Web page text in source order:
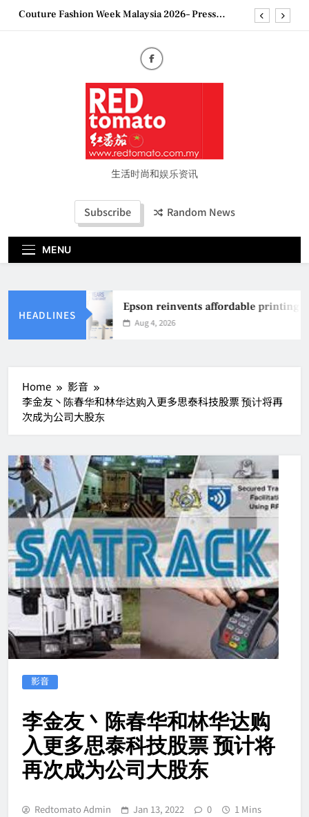
SkipCouture Fashion Week Malaysia 2026– Press
妈妈提供分享剖腹产复原历程的空间
2026 全国房地产大奖创历史纪录 见证马来西亚房
地产经纪行业蓬勃发展
Epson reinvents affordable printing with next-
generation EcoTank Series
Couture Fashion Week Malaysia 2026– Press
“See Her Heal – 1,000 Untold Stories” 为马来西亚
妈妈提供分享剖腹产复原历程的空间
地产经纪行业蓬勃发展
生活时尚和娱乐资讯
Subscribe Random News
MENU
HEADLINES
Epson reinvents affordable printing
Aug 4, 2026
Home
影音
李金友丶陈春华和林华达购入更多思泰科技股票 预计将再
次成为公司大股东
影音
李金友丶陈春华和林华达购
入更多思泰科技股票 预计将
再次成为公司大股东
Redtomato Admin Jan 13, 2022 0 1 Mins